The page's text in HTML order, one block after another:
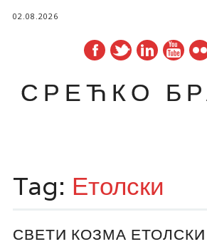
02.08.2026
СРЕЋКО
content
Tag: Етолски
СВЕТИ КОЗМА ЕТОЛСКИ